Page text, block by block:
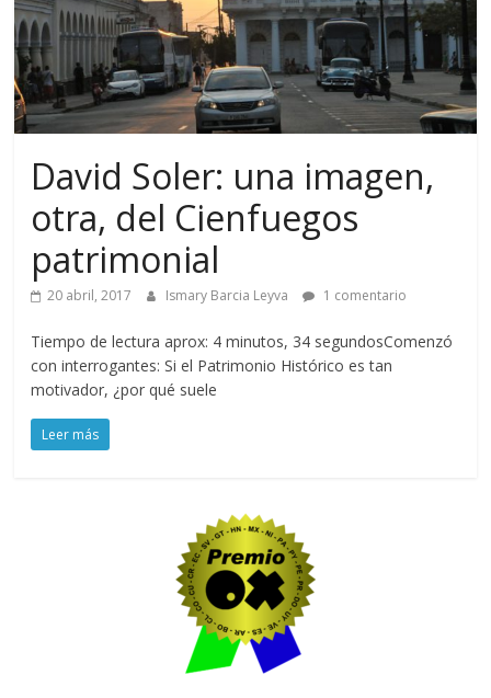
David Soler: una imagen,
otra, del Cienfuegos
patrimonial
20 abril, 2017 Ismary Barcia Leyva 1 comentario
Tiempo de lectura aprox: 4 minutos, 34 segundosComenzó
con interrogantes: Si el Patrimonio Histórico es tan
motivador, ¿por qué suele
Leer más